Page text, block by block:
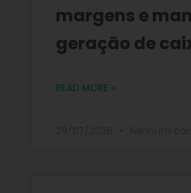
margens e
geração de
READ MORE »